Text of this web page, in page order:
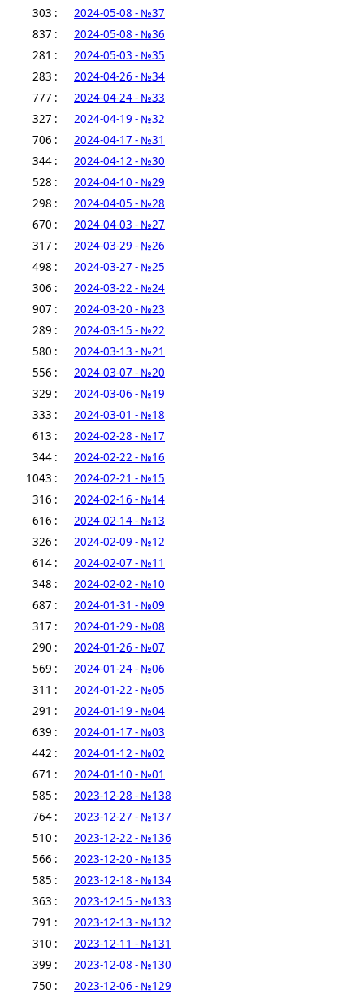
303 :
2024-05-08 - №37
837 :
2024-05-08 - №36
281 :
2024-05-03 - №35
283 :
2024-04-26 - №34
777 :
2024-04-24 - №33
327 :
2024-04-19 - №32
706 :
2024-04-17 - №31
344 :
2024-04-12 - №30
528 :
2024-04-10 - №29
298 :
2024-04-05 - №28
670 :
2024-04-03 - №27
317 :
2024-03-29 - №26
498 :
2024-03-27 - №25
306 :
2024-03-22 - №24
907 :
2024-03-20 - №23
289 :
2024-03-15 - №22
580 :
2024-03-13 - №21
556 :
2024-03-07 - №20
329 :
2024-03-06 - №19
333 :
2024-03-01 - №18
613 :
2024-02-28 - №17
344 :
2024-02-22 - №16
1043 :
2024-02-21 - №15
316 :
2024-02-16 - №14
616 :
2024-02-14 - №13
326 :
2024-02-09 - №12
614 :
2024-02-07 - №11
348 :
2024-02-02 - №10
687 :
2024-01-31 - №09
317 :
2024-01-29 - №08
290 :
2024-01-26 - №07
569 :
2024-01-24 - №06
311 :
2024-01-22 - №05
291 :
2024-01-19 - №04
639 :
2024-01-17 - №03
442 :
2024-01-12 - №02
671 :
2024-01-10 - №01
585 :
2023-12-28 - №138
764 :
2023-12-27 - №137
510 :
2023-12-22 - №136
566 :
2023-12-20 - №135
585 :
2023-12-18 - №134
363 :
2023-12-15 - №133
791 :
2023-12-13 - №132
310 :
2023-12-11 - №131
399 :
2023-12-08 - №130
750 :
2023-12-06 - №129